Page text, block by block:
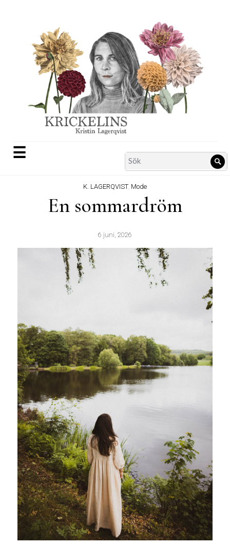
☰
Search
for:
K. LAGERQVIST, Mode
En sommardröm
6 juni, 2026